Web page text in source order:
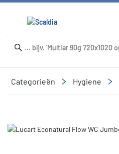
Categorieën Hygiene
Slide 1 of 1